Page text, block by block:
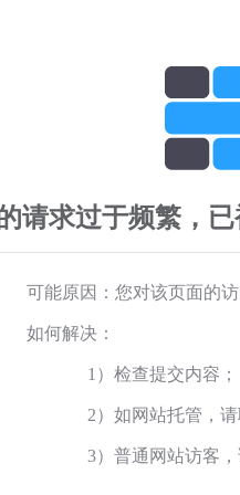
请求过于频繁，
可能原因：您对该页面的
如何解决：
1）检查提交内容；
2）如网站托管，
3）普通网站访客